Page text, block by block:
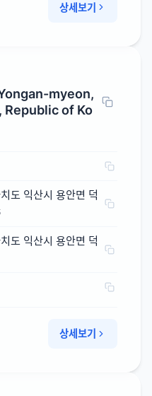
상세보기
myeon,
of Ko
도 익산시 용안면 덕
도 익산시 용안면 덕
상세보기